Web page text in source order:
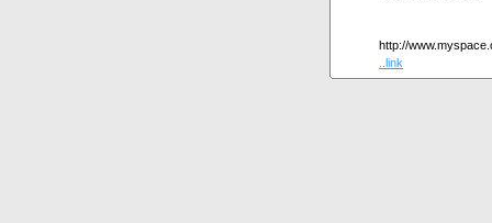
http://
..link